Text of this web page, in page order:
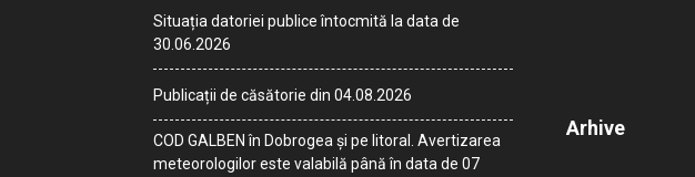
Situația datoriei publice întocmită la data de
30.06.2026
Publicații de căsătorie din 04.08.2026
COD GALBEN în Dobrogea și pe litoral. Avertizarea
meteorologilor este valabilă până în data de 07
Arhive